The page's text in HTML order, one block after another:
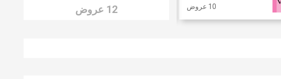
12 عروض 10 عروض